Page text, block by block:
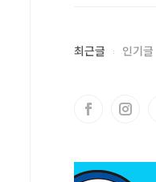
최근글 인기글